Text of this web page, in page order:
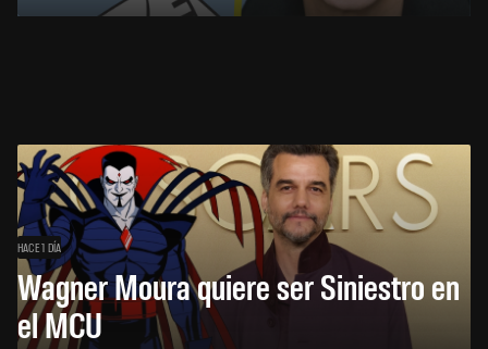
HACE 1 DÍA
Wagner Moura quiere ser Siniestro en
el MCU